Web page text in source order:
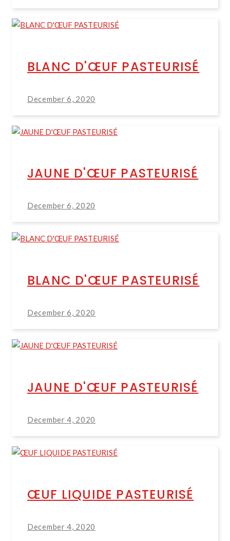
BLANC D'ŒUF PASTEURISÉ
December 6, 2020
JAUNE D'ŒUF PASTEURISÉ
December 6, 2020
BLANC D'ŒUF PASTEURISÉ
December 6, 2020
JAUNE D'ŒUF PASTEURISÉ
December 4, 2020
ŒUF LIQUIDE PASTEURISÉ
December 4, 2020